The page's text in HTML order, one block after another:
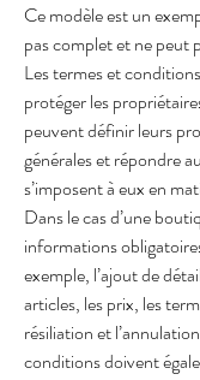
Ce modèle est un
pas complet et ne peut
Les termes et
protéger les
peuvent définir leurs
générales et répondre
s’imposent à eux en
Dans le cas d’une
informations
exemple, l’ajout de
articles, les prix, les
résiliation et
conditions doivent